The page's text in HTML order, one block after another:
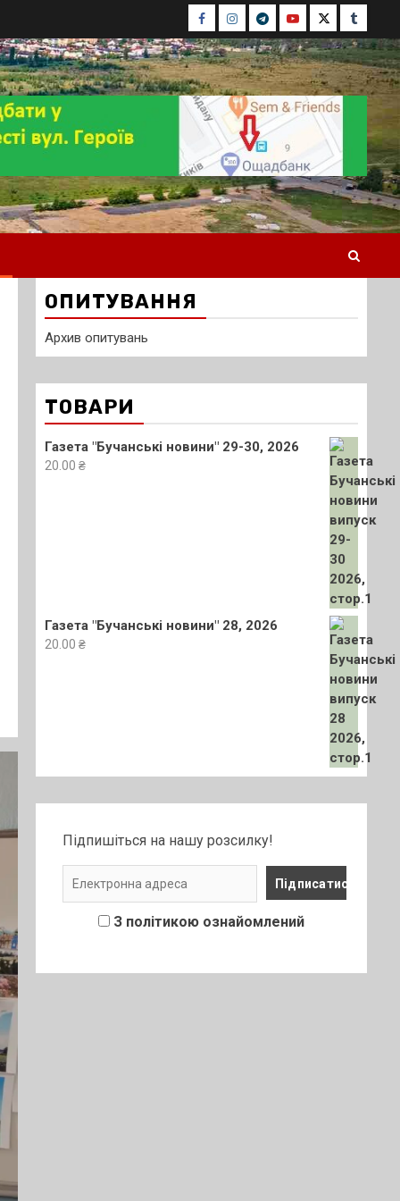
Facebook
Instagram
TelegramYoutubeTwitterTumblr
ОПИТУВАННЯ
Архив опитувань
ТОВАРИ
Газета "Бучанські новини" 29-30, 2026
20.00 ₴
Газета "Бучанські новини" 28, 2026
20.00 ₴
Підпишіться на нашу розсилку!
З політикою ознайомлений